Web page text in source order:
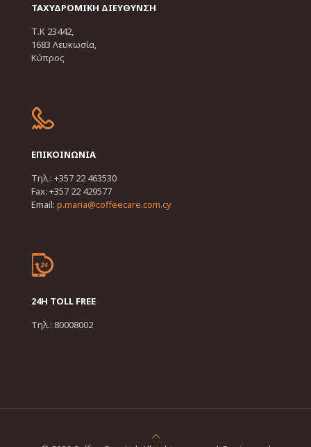
ΤΑΧΥΔΡΟΜΙΚΗ ΔΙΕΥΘΥΝΣΗ
Τ.Κ 23442,
1683 Λευκωσία,
Κύπρος
ΕΠΙΚΟΙΝΩΝΙΑ
Τηλ.: +357 22 463530
Fax: +357 22 429577
Email: p.maria@coffeecare.com.cy
24H TOLL FREE
Τηλ.: 80008002